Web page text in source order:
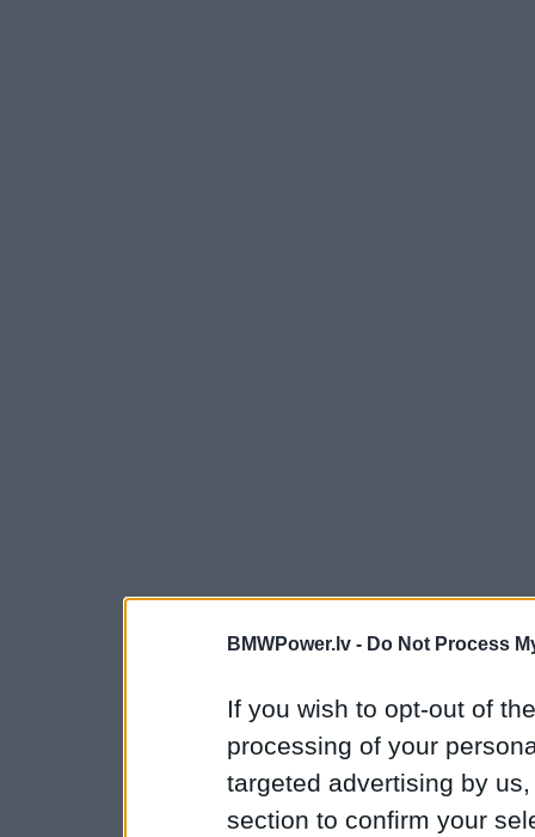
BMWPower.lv - Do Not Process
If you wish to opt-out of
processing of your
targeted advertising by
section to confirm your